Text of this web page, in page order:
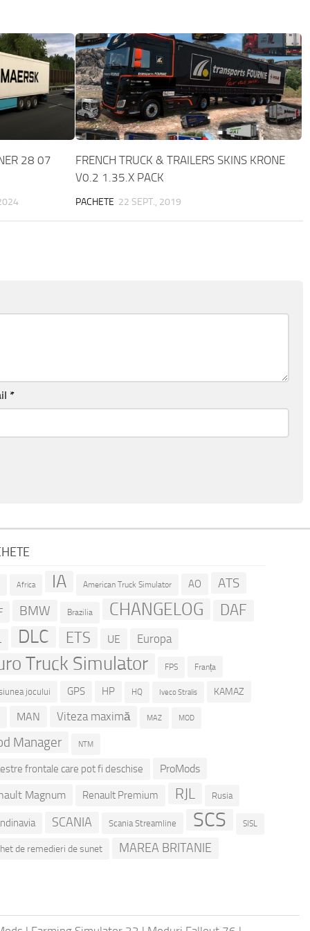
28 07
FRENCH TRUCK & TRAILERS SKINS KRONE
V0.2 1.35.X PACK
PACHETE 22 SEPT., 2019
*
Africa IA American Truck Simulator AO ATS
BMW Brazilia CHANGELOG DAF
DLC ETS UE Europa
Truck Simulator FPS Franța
jocului GPS HP HQ Iveco Stralis KAMAZ
MAN Viteza maximă MAZ MOD
Manager NTM
frontale care pot fi deschise
ProMods
Magnum
Renault Premium RJL Rusia
SCANIA Scania Streamline SCS SISL
de remedieri de sunet MAREA BRITANIE